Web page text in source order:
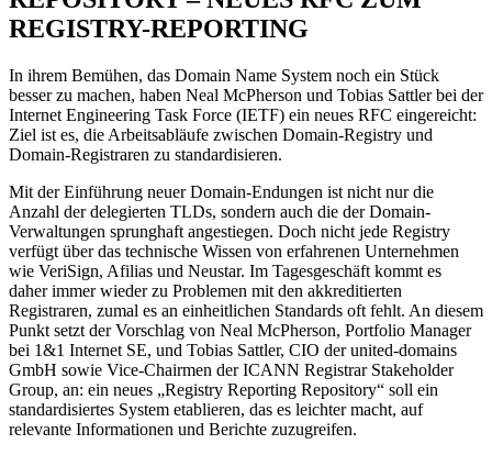
REGISTRY-REPORTING
In ihrem Bemühen, das Domain Name System noch ein Stück
besser zu machen, haben Neal McPherson und Tobias Sattler bei der
Internet Engineering Task Force (IETF) ein neues RFC eingereicht:
Ziel ist es, die Arbeitsabläufe zwischen Domain-Registry und
Domain-Registraren zu standardisieren.
Mit der Einführung neuer Domain-Endungen ist nicht nur die
Anzahl der delegierten TLDs, sondern auch die der Domain-
Verwaltungen sprunghaft angestiegen. Doch nicht jede Registry
verfügt über das technische Wissen von erfahrenen Unternehmen
wie VeriSign, Afilias und Neustar. Im Tagesgeschäft kommt es
daher immer wieder zu Problemen mit den akkreditierten
Registraren, zumal es an einheitlichen Standards oft fehlt. An diesem
Punkt setzt der Vorschlag von Neal McPherson, Portfolio Manager
bei 1&1 Internet SE, und Tobias Sattler, CIO der united-domains
GmbH sowie Vice-Chairmen der ICANN Registrar Stakeholder
Group, an: ein neues „Registry Reporting Repository“ soll ein
standardisiertes System etablieren, das es leichter macht, auf
relevante Informationen und Berichte zuzugreifen.